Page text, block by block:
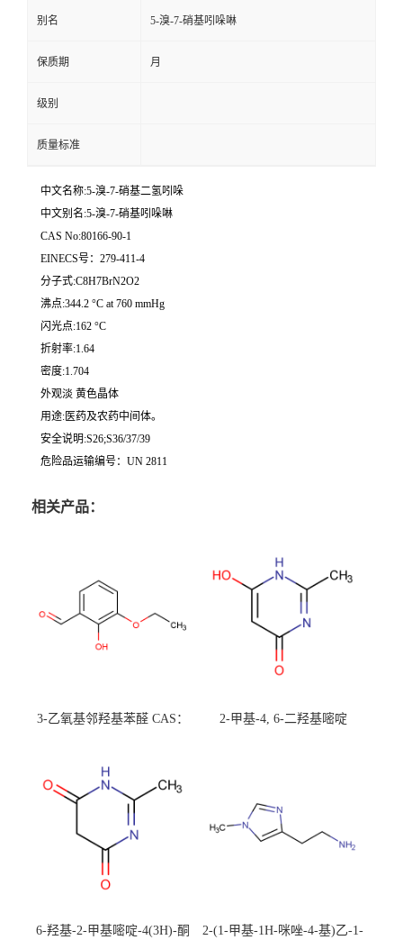
别名 5-溴-7-硝基吲哚啉
保质期 月
级别
质量标准
中文名称:5-溴-7-硝基二氢吲哚
中文别名:5-溴-7-硝基吲哚啉
CAS No:80166-90-1
EINECS号：279-411-4
分子式:C8H7BrN2O2
沸点:344.2 °C at 760 mmHg
闪光点:162 °C
折射率:1.64
密度:1.704
外观淡 黄色晶体
用途:医药及农药中间体。
安全说明:S26;S36/37/39
危险品运输编号：UN 2811
相关产品：
3-乙氧基邻羟基苯醛 CAS：
校可先用后付
2-甲基-4, 6-二羟基嘧啶
6-羟基-2-甲基嘧啶-4(3H)-酮
2-(1-甲基-1H-咪唑-4-基)乙-1-